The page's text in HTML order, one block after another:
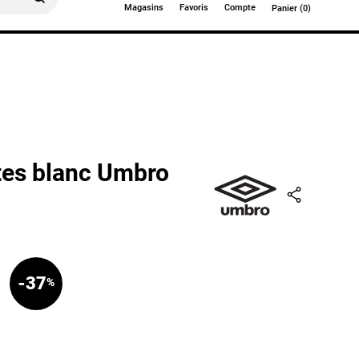
Magasins Favoris Compte Panier (0)
blanc Umbro
-37%